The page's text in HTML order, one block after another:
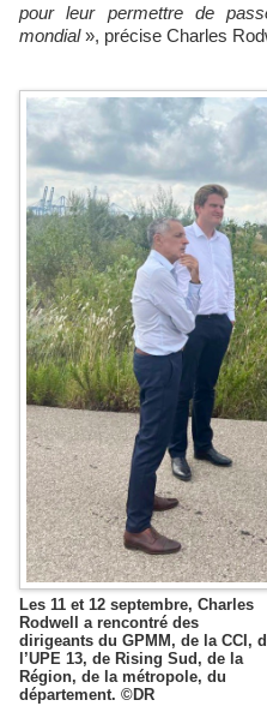
pour leur permettre de
mondial», précise Charles
Les 11 et 12 septembre, Charles
Rodwell a rencontré des
dirigeants du GPMM, de la CCI,
l’UPE 13, de Rising Sud, de la
Région, de la métropole, du
département. ©DR